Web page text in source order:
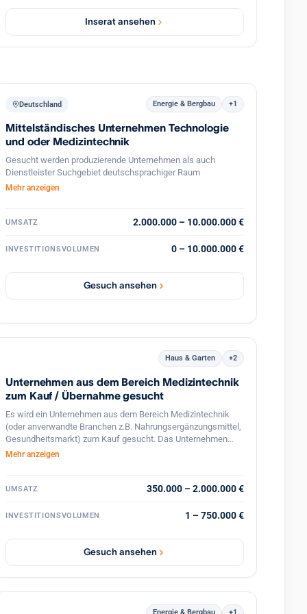
Alltag, und trägt so zur signifikanten Verbesserung der
Betriebseffizienz bei.Inserat ansehen
Deutschland Energie & Bergbau +1
Mittelständisches Unternehmen Technologie
und oder Medizintechnik
Gesucht werden produzierende Unternehmen als auch
Dienstleister Suchgebiet deutschsprachiger Raum
Mehr anzeigen
UMSATZ 2.000.000 – 10.000.000 €
INVESTITIONSVOLUMEN 0 – 10.000.000 €
Gesuch ansehen
Haus & Garten +2
Unternehmen aus dem Bereich Medizintechnik
zum Kauf / Übernahme gesucht
Es wird ein Unternehmen aus dem Bereich Medizintechnik
(oder anverwandte Branchen z.B. Nahrungsergänzungsmittel,
Gesundheitsmarkt) zum Kauf gesucht. Das Unternehmen
sollte seit ca. 10 Jahren bereits gut im Markt etabliert sein,
Geschäftsjahre mindestens mit leichtem Plus absolviert
oder Luxemburg haben, auf ein stabiles Team zurückgreifen
internationale Geschäftsbeziehungen haben und einen
Nachfolger als aktiven Geschäftsführer suchen, der selber
nach einer Übergabezeit das Business weiterführen möchte.
Mehr anzeigen
UMSATZ 350.000 – 2.000.000 €
INVESTITIONSVOLUMEN 1 – 750.000 €
Gesuch ansehen